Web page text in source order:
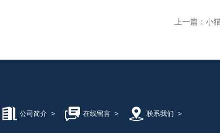
上一篇： 小
公司简介 > 在线留言> 联系我们 >